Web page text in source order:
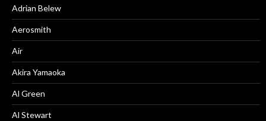
Adrian Belew
Aerosmith
Air
Akira Yamaoka
Al Green
Al Stewart